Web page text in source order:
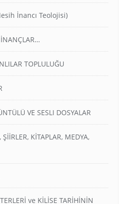
İnancı Teolojisi)
İNANÇLAR…
TOPLULUĞU
VE SESLI DOSYALAR
KİTAPLAR, MEDYA,
ve KİLİSE TARİHİNİN